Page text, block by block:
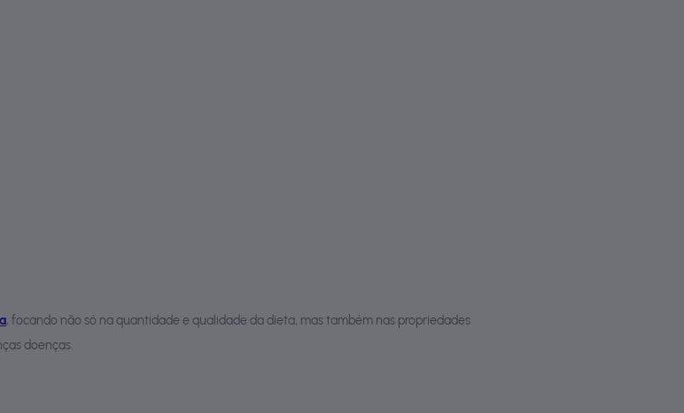
, focando não só na quantidade e qualidade da dieta, mas também nas propriedades
doenças.